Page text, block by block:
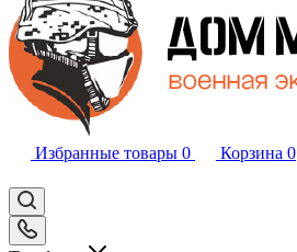
Избранные товары 0 Корзина 0